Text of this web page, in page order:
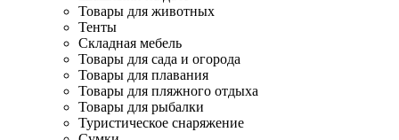
Товары для животных
Тенты
Складная мебель
Товары для сада и огорода
Товары для плавания
Товары для пляжного отдыха
Товары для рыбалки
Туристическое снаряжение